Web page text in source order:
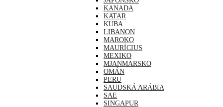
KANADA
KATAR
KUBA
LIBANON
MAROKO
MAURÍCIUS
MEXIKO
MJANMARSKO
OMÁN
PERU
SAUDSKÁ ARÁBIA
SAE
SINGAPUR